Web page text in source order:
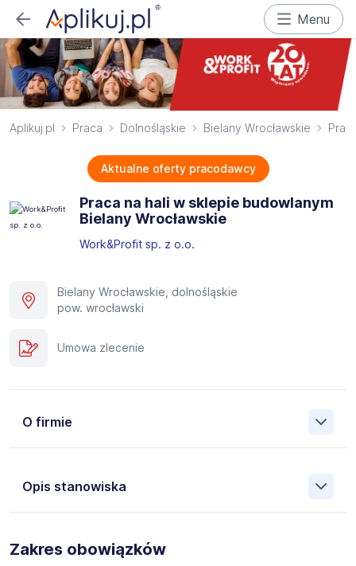
Menu
Aplikuj.pl Praca Dolnośląskie Bielany Wrocławskie
Aktualne oferty pracodawcy
Praca na hali w sklepie budowlanym
Bielany Wrocławskie
Work&Profit sp. z o.o.
Bielany Wrocławskie, dolnośląskie
pow. wrocławski
Umowa zlecenie
O firmie
Opis stanowiska
Pośrednictwa Pracy i Doradztwa Personalnego Work &
Profit jest obecnie jedną z największych niezależnych
Zakres obowiązków